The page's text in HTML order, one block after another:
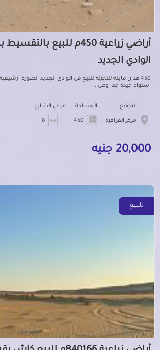
أراضي زراعية 450م للبيع
الوادي الجديد
450 فدان قابلة للتجزئة للبيع فى الوادى الجديد الصورة
استواء جيدة جدا وض...
الموقع
مركز الفرافرة
المساحة عرض الشارع
8
20,000 جنيه
للبيع